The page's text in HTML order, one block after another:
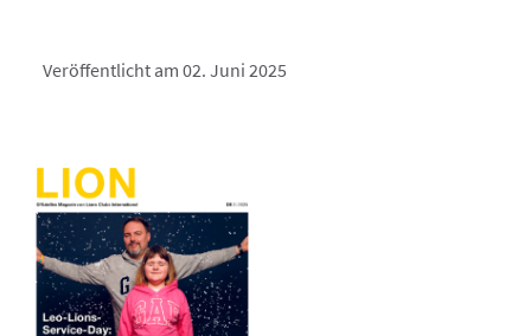
Veröffentlicht am 02. Juni 2025